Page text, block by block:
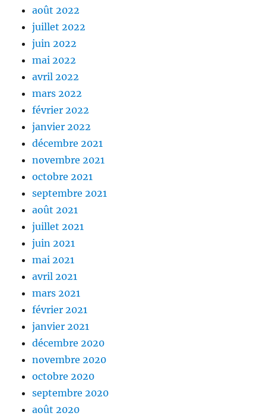
août 2022
juillet 2022
juin 2022
mai 2022
avril 2022
mars 2022
février 2022
janvier 2022
décembre 2021
novembre 2021
octobre 2021
septembre 2021
août 2021
juillet 2021
juin 2021
mai 2021
avril 2021
mars 2021
février 2021
janvier 2021
décembre 2020
novembre 2020
octobre 2020
septembre 2020
août 2020